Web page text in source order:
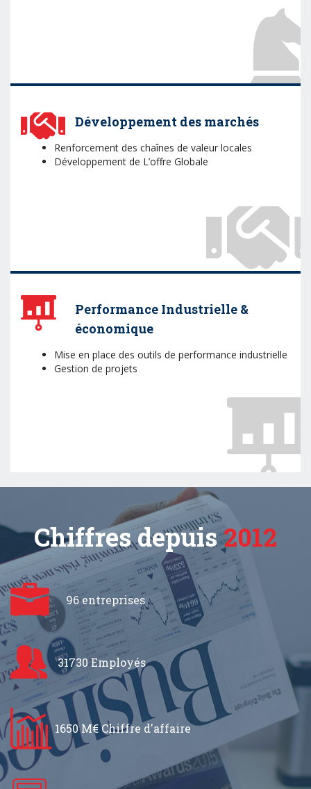
Développement des marchés
Renforcement des chaînes de valeur locales
Développement de L’offre Globale
Performance Industrielle &
économique
Mise en place des outils de performance industrielle
Gestion de projets
Chiffres depuis2012
96 entreprises
31730 Employés
1650 M€ Chiffre d'affaire